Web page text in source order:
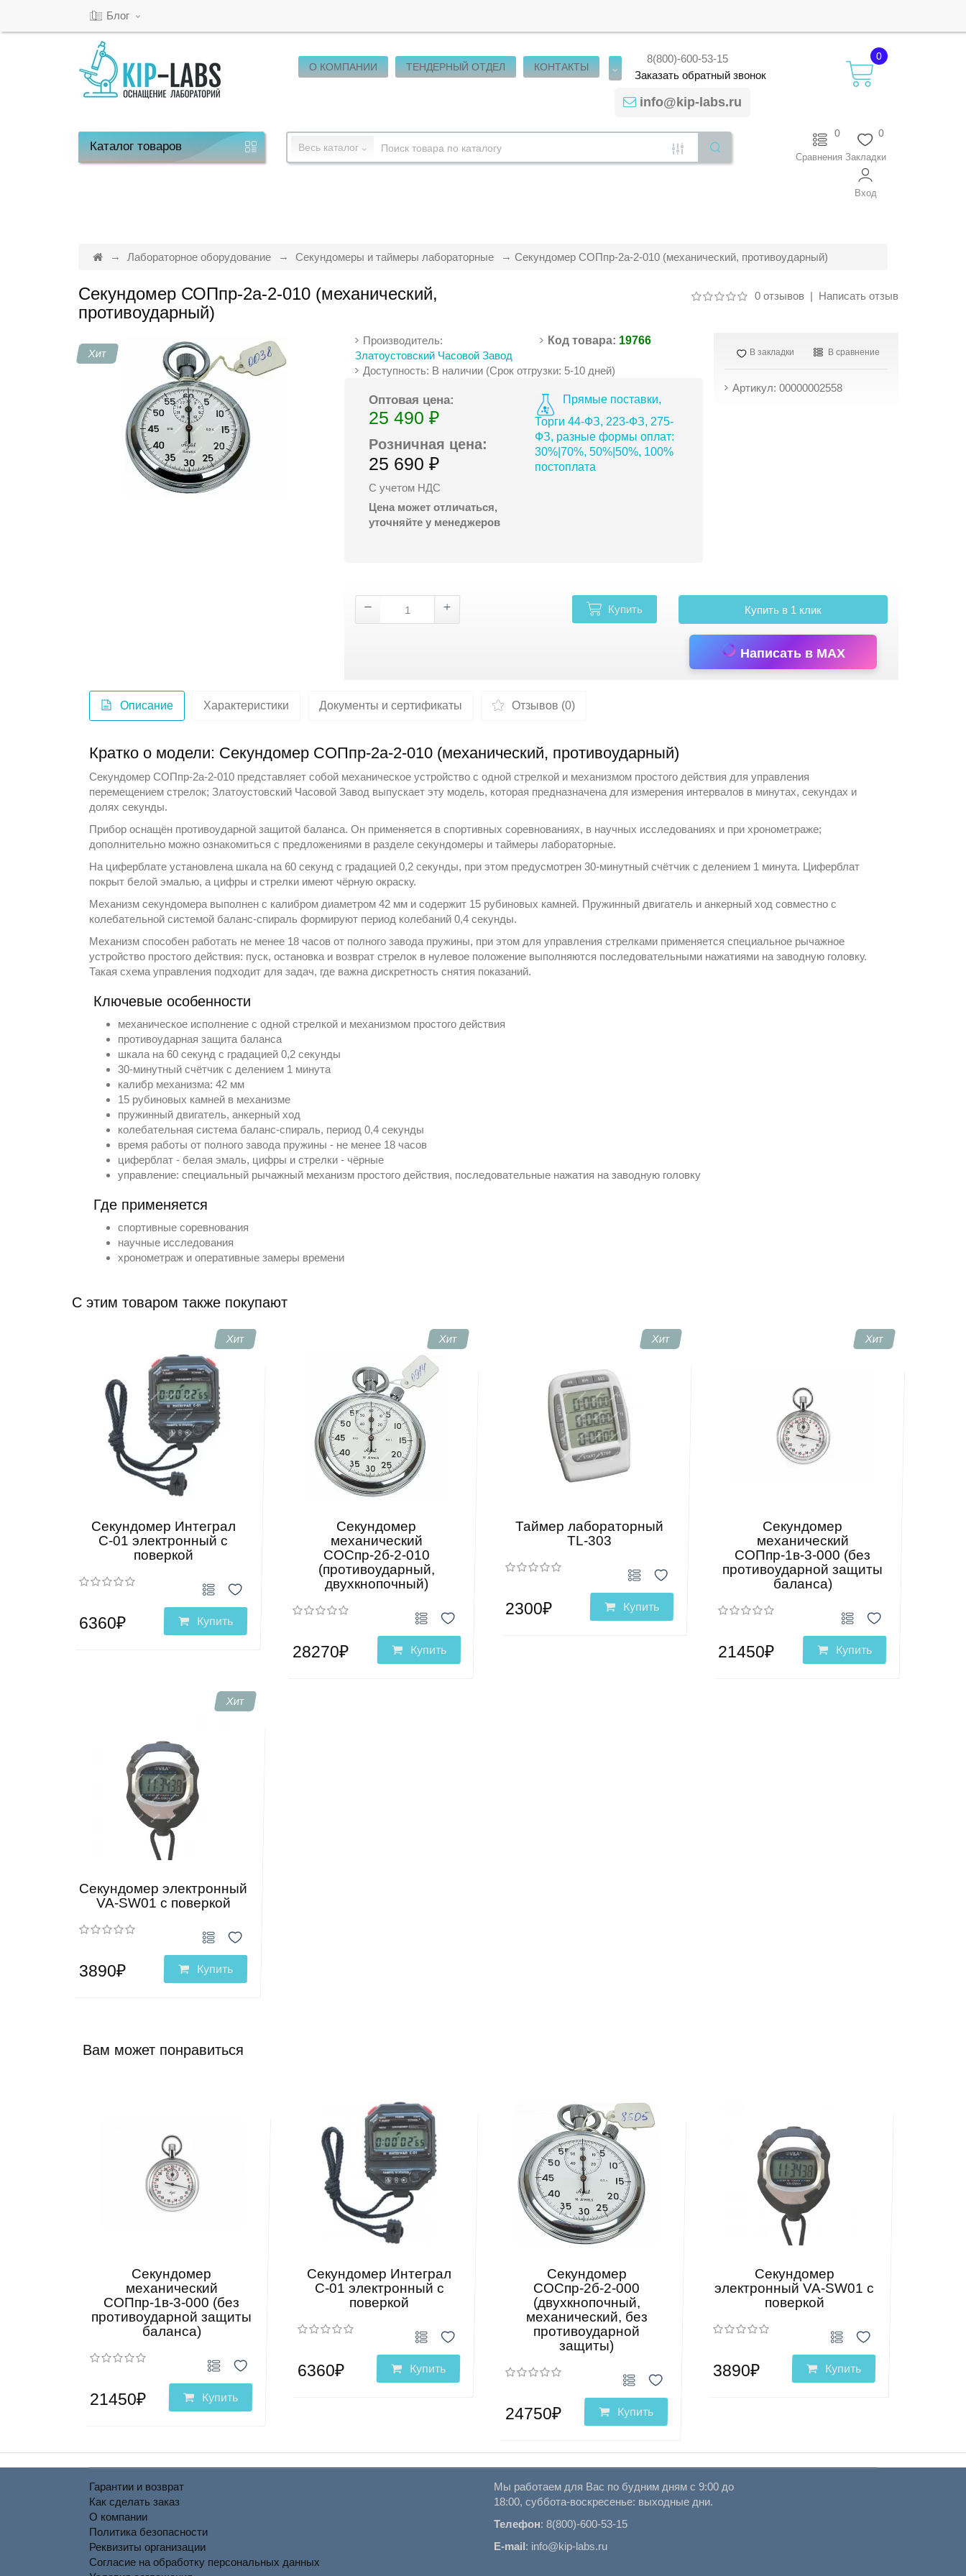
Блог
О КОМПАНИИ ТЕНДЕРНЫЙ ОТДЕЛ КОНТАКТЫ
8(800)-600-53-15
Заказатьобратныйзвонок
info@kip-labs.ru
0
Каталогтоваров Весь каталог
0
Закладки
0
Сравнения
Вход
Лабораторное оборудование Секундомеры и таймеры лабораторные Секундомер СОПпр-2а-2-010 (механический, противоударный)
Секундомер СОПпр-2а-2-010 (механический,
противоударный)
0 отзывов| Написать отзыв
Хит
Производитель:
Златоустовский Часовой Завод
Код товара: 19766
Доступность: В наличии (Срок отгрузки: 5-10 дней)
Оптовая цена:
25 490 ₽
Розничная цена:
25 690 ₽
С учетом НДС
Цена может отличаться,
уточняйте у менеджеров
Прямые поставки,
Торги 44-ФЗ, 223-ФЗ, 275-
ФЗ, разные формы оплат:
30%|70%, 50%|50%, 100%
постоплата
В закладки В сравнение
Артикул: 00000002558
Купить Купить в 1 клик
Написать в MAX
Описание Характеристики Документы и сертификаты Отзывов (0)
Кратко о модели: Секундомер СОПпр-2а-2-010 (механический, противоударный)
Секундомер СОПпр-2а-2-010 представляет собой механическое устройство с одной стрелкой и механизмом простого действия для управления
перемещением стрелок;Златоустовский Часовой Завод выпускает эту модель, которая предназначена для измерения интервалов в минутах, секундах и
долях секунды.
Прибор оснащён противоударной защитой баланса. Он применяется в спортивных соревнованиях, в научных исследованиях и при хронометраже;
дополнительно можно ознакомиться с предложениями в разделесекундомеры и таймеры лабораторные.
На циферблате установлена шкала на 60 секунд с градацией 0,2 секунды, при этом предусмотрен 30-минутный счётчик с делением 1 минута. Циферблат
покрыт белой эмалью, а цифры и стрелки имеют чёрную окраску.
Механизм секундомера выполнен с калибром диаметром 42 мм и содержит 15 рубиновых камней. Пружинный двигатель и анкерный ход совместно с
колебательной системой баланс-спираль формируют период колебаний 0,4 секунды.
Механизм способен работать не менее 18 часов от полного завода пружины, при этом для управления стрелками применяется специальное рычажное
устройство простого действия: пуск, остановка и возврат стрелок в нулевое положение выполняются последовательными нажатиями на заводную головку.
Такая схема управления подходит для задач, где важна дискретность снятия показаний.
Ключевые особенности
механическое исполнение с одной стрелкой и механизмом простого действия
противоударная защита баланса
шкала на 60 секунд с градацией 0,2 секунды
30-минутный счётчик с делением 1 минута
калибр механизма: 42 мм
15 рубиновых камней в механизме
пружинный двигатель, анкерный ход
колебательная система баланс-спираль, период 0,4 секунды
время работы от полного завода пружины - не менее 18 часов
циферблат - белая эмаль, цифры и стрелки - чёрные
управление: специальный рычажный механизм простого действия, последовательные нажатия на заводную головку
Где применяется
спортивные соревнования
научные исследования
хронометраж и оперативные замеры времени
C этим товаром также покупают
Хит
Секундомер Интеграл
С-01 электронный с
поверкой
6360₽ Купить
Хит
Секундомер
механический
СОСпр-2б-2-010
(противоударный,
двухкнопочный)
28270₽ Купить
Хит
Таймер лабораторный
TL-303
2300₽ Купить
Хит
Секундомер
механический
СОПпр-1в-3-000 (без
противоударной защиты
баланса)
21450₽ Купить
Хит
Секундомер электронный
VA-SW01 с поверкой
3890₽ Купить
Вам может понравиться
Секундомер
механический
СОПпр-1в-3-000 (без
противоударной защиты
баланса)
21450₽ Купить
Секундомер Интеграл
С-01 электронный с
поверкой
6360₽ Купить
Секундомер
СОСпр-2б-2-000
(двухкнопочный,
механический, без
противоударной
защиты)
24750₽ Купить
Секундомер
электронный VA-SW01 с
поверкой
3890₽ Купить
Гарантии и возврат
Как сделать заказ
О компании
Политика безопасности
Реквизиты организации
Согласие на обработку персональных данных
Мы работаем для Вас по будним дням с 9:00 до
18:00, суббота-воскресенье: выходные дни.
Телефон: 8(800)-600-53-15
E-mail: info@kip-labs.ru